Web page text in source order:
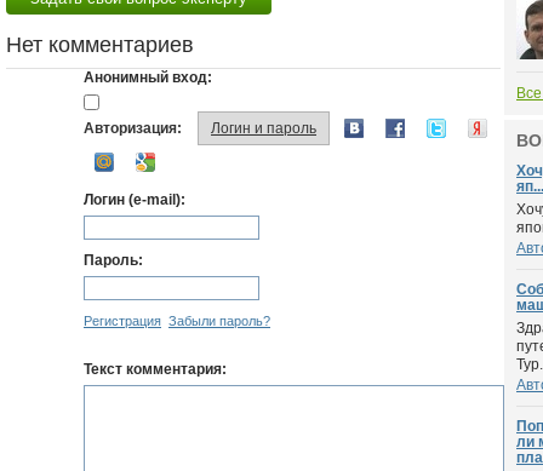
Нет комментариев
Анонимный вход:
Авторизация: Логин и пароль
Логин (e-mail):
Пароль:
Регистрация Забыли пароль?
Текст комментария:
яп...
ли